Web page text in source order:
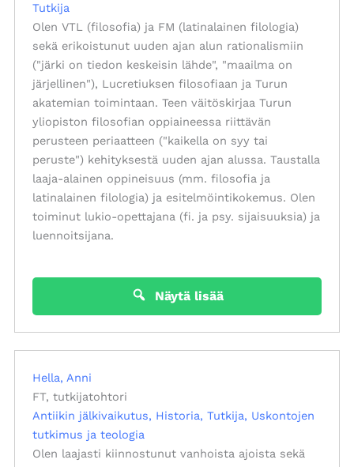
Tutkija
Olen VTL (filosofia) ja FM (latinalainen filologia)
sekä erikoistunut uuden ajan alun rationalismiin
("järki on tiedon keskeisin lähde", "maailma on
järjellinen"), Lucretiuksen filosofiaan ja Turun
akatemian toimintaan. Teen väitöskirjaa Turun
yliopiston filosofian oppiaineessa riittävän
perusteen periaatteen ("kaikella on syy tai
peruste") kehityksestä uuden ajan alussa. Taustalla
laaja-alainen oppineisuus (mm. filosofia ja
latinalainen filologia) ja esitelmöintikokemus. Olen
toiminut lukio-opettajana (fi. ja psy. sijaisuuksia) ja
luennoitsijana.
Näytä lisää
Hella, Anni
FT, tutkijatohtori
Antiikin jälkivaikutus
Historia Tutkija Uskontojen
tutkimus ja teologia
Olen laajasti kiinnostunut vanhoista ajoista sekä